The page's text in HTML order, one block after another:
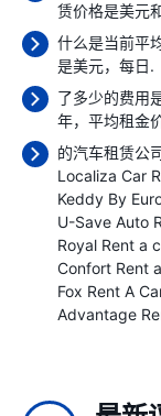
赁价格是美元
什么是当前平
是美元，每日.
了多少的费用
年，平均租金
的汽车租赁公
Localiza Car
Keddy By
U-Save Auto
Royal Rent a
Confort Rent
Fox Rent A
Advantage